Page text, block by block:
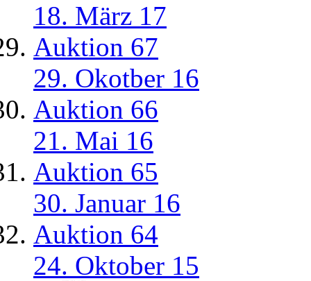
18. März 17
Auktion 67
29. Okotber 16
Auktion 66
21. Mai 16
Auktion 65
30. Januar 16
Auktion 64
24. Oktober 15